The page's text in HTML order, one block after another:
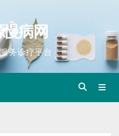
病网
务诊疗平台